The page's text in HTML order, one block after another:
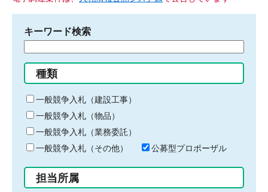
キーワード検索
る
キ
ー
ワ
ー
ド
入
力
種類
一般競争入札（建設工事）
一般競争入札（物品）
一般競争入札（業務委託）
一般競争入札（その他）
公募型プロポーザル
担当所属